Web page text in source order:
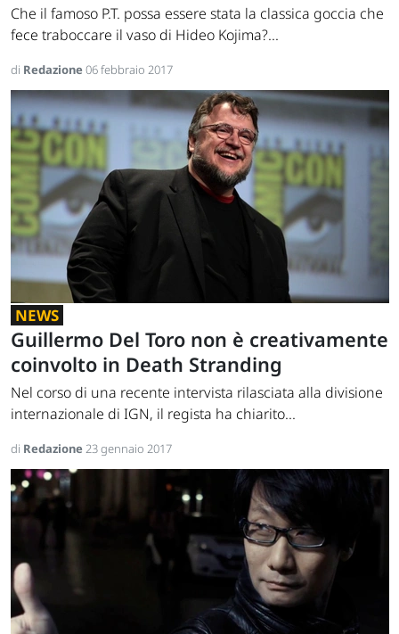
Che il famoso P.T. possa essere stata la classica goccia che
fece traboccare il vaso di Hideo Kojima?...
di Redazione06 febbraio 2017
NEWS
Guillermo Del Toro non è creativamente
coinvolto in Death Stranding
Nel corso di una recente intervista rilasciata alla divisione
internazionale di IGN, il regista ha chiarito...
di Redazione23 gennaio 2017